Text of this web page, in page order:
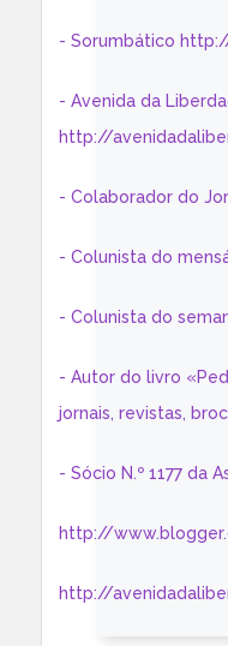
- Sorumbático
- Avenida da
http://
- Colaborador do
- Colunista do
- Colunista do
- Autor do livro
jornais, revistas,
- Sócio N.º 1177 da
http://
http://